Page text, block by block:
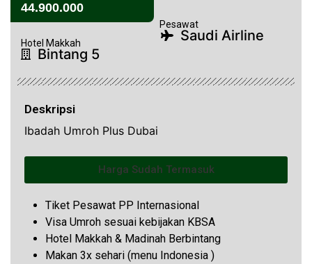
44.900.000
Hotel Makkah
Bintang 5
Pesawat
Saudi Airline
Deskripsi
Ibadah Umroh Plus Dubai
Harga Sudah Termasuk
Tiket Pesawat PP Internasional
Visa Umroh sesuai kebijakan KBSA
Hotel Makkah & Madinah Berbintang
Makan 3x sehari (menu Indonesia )